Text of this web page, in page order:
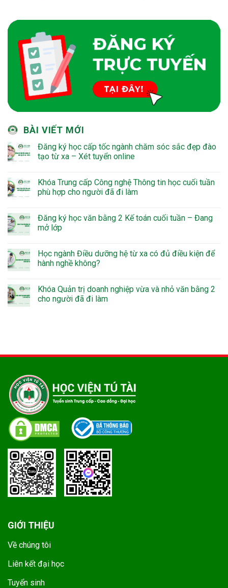
BÀI VIẾT MỚI
Đăng ký học cấp tốc ngành chăm sóc sắc đẹp đào
tạo từ xa – Xét tuyển online
Khóa Trung cấp Công nghệ Thông tin học cuối tuần
phù hợp cho người đã đi làm
Đăng ký học văn bằng 2 Kế toán cuối tuần – Đang
mở lớp
Học ngành Điều dưỡng hệ từ xa có đủ điều kiện để
hành nghề không?
Khóa Quản trị doanh nghiệp vừa và nhỏ văn bằng 2
cho người đã đi làm
GIỚI THIỆU
Về chúng tôi
Liên kết đại học
Tuyển sinh